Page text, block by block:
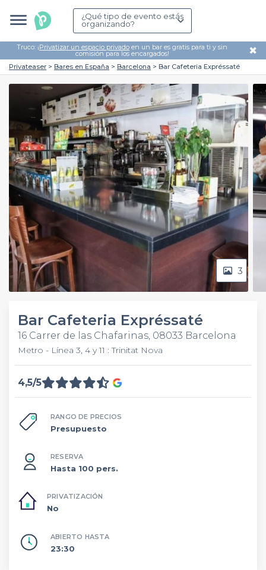
¿Qué tipo de evento estás
organizando?
Truco: ¡Privatizar un espacio privado en un bar es gratis para ti y sin
comisión para los encargados! ✖
Privateaser Bares en España Barcelona Bar Cafeteria Expréssaté
3
Bar Cafeteria Expréssaté
16 Carrer de las Chafarinas, 08033 Barcelona
Metro - Línea 3, 4 y 11 : Trinitat Nova
4,5/5
RANGO DE PRECIOS
Presupuesto
RESERVA
Hasta 100 pers.
PRIVATIZACIÓN
No
ABIERTO HASTA
23:30